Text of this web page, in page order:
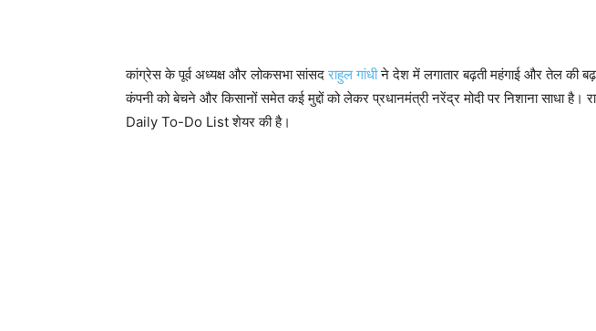
कांग्रेस के पूर्व अध्यक्ष और लोकसभा सांसदराहुल गांधीने देश में लगातार बढ़ती महंगाई और तेल की
कंपनी को बेचने और किसानों समेत कई मुद्दों को लेकर प्रधानमंत्री नरेंद्र मोदी पर निशाना साधा है।
Daily To-Do List शेयर की है।